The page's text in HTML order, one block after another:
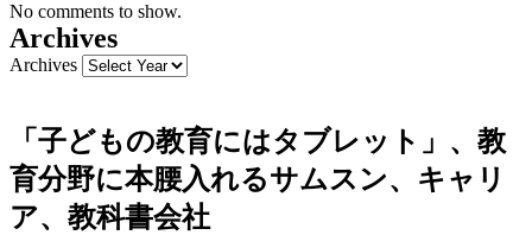
No comments to show.
Archives
Archives
「子どもの教育にはタブレット」、教
育分野に本腰入れるサムスン、キャリ
ア、教科書会社